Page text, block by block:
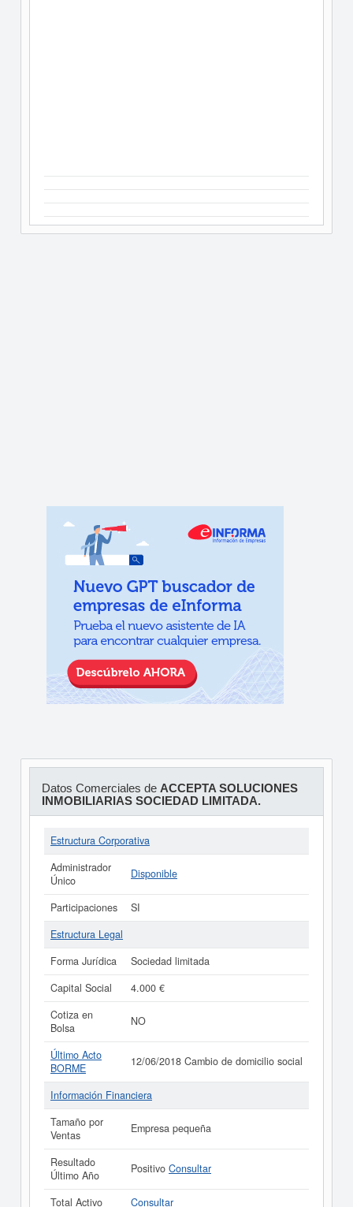
Datos Comerciales de ACCEPTA SOLUCIONES
INMOBILIARIAS SOCIEDAD LIMITADA.
Estructura Corporativa
Administrador
Único
Disponible
Participaciones
SI
Estructura Legal
Forma Jurídica
Sociedad limitada
Capital Social
4.000 €
Cotiza en
Bolsa
NO
Último Acto
BORME
12/06/2018 Cambio de domicilio social
Información Financiera
Tamaño por
Ventas
Empresa pequeña
Resultado
Último Año
Positivo Consultar
Total Activo Consultar